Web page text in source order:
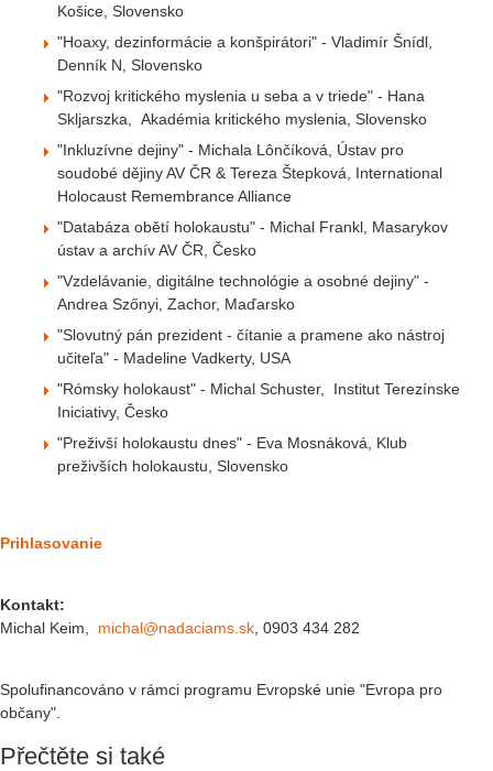
Košice, Slovensko
"Hoaxy, dezinformácie a konšpirátori" - Vladimír Šnídl,
Denník N, Slovensko
"Rozvoj kritického myslenia u seba a v triede" - Hana
Skljarszka, Akadémia kritického myslenia, Slovensko
"Inkluzívne dejiny" - Michala Lônčíková, Ústav pro
soudobé dějiny AV ČR & Tereza Štepková, International
Holocaust Remembrance Alliance
"Databáza obětí holokaustu" - Michal Frankl, Masarykov
ústav a archív AV ČR, Česko
"Vzdelávanie, digitálne technológie a osobné dejiny" -
Andrea Szőnyi, Zachor, Maďarsko
"Slovutný pán prezident - čítanie a pramene ako nástroj
učiteľa" - Madeline Vadkerty, USA
"Rómsky holokaust" - Michal Schuster, Institut Terezínske
Iniciativy, Česko
"Preživší holokaustu dnes" - Eva Mosnáková, Klub
preživších holokaustu, Slovensko
Prihlasovanie
Kontakt:
Michal Keim, michal@nadaciams.sk , 0903 434 282
Spolufinancováno v rámci programu Evropské unie "Evropa pro
občany".
Přečtěte si také